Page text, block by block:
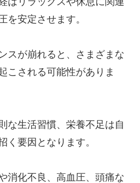
を安定させます。
スが崩れると、さまざまな
こされる可能性がありま
な生活習慣、栄養不足は自
く要因となります。
消化不良、高血圧、頭痛な